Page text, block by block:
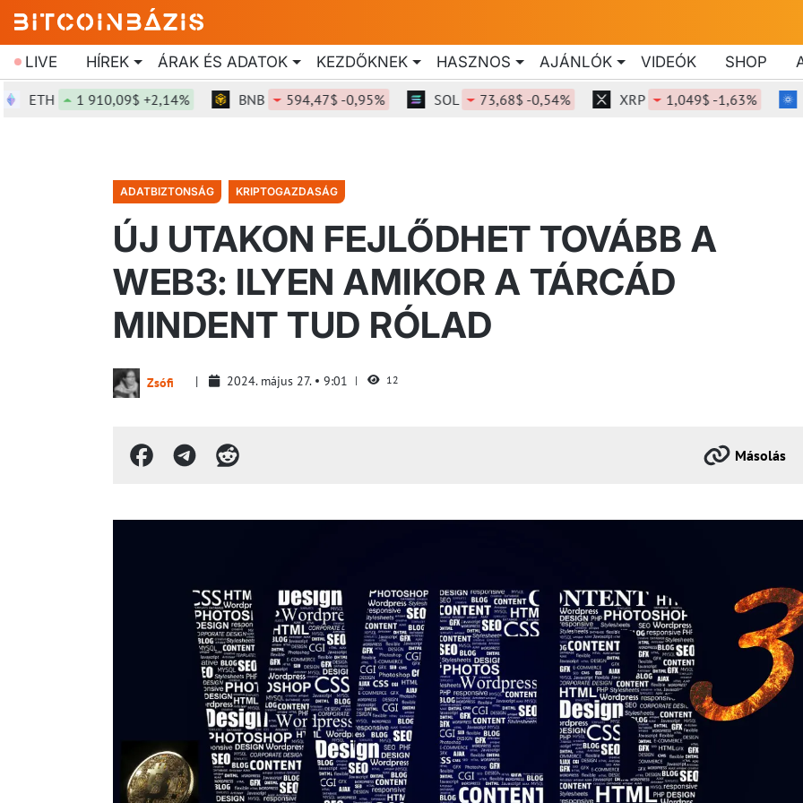
LIVE HÍREK ÁRAK ÉS ADATOK KEZDŐKNEK HASZNOS AJÁNLÓK VIDEÓK SHOP
1 910,09$ +2,14% BNB 594,47$ -0,95% SOL 73,68$ -0,54% XRP 1,049$ -1,63% ADA
ADATBIZTONSÁG KRIPTOGAZDASÁG
ÚJ UTAKON FEJLŐDHET TOVÁBB A
WEB3: ILYEN AMIKOR A TÁRCÁD
MINDENT TUD RÓLAD
Zsófi 2024. május 27. 9:01 12
Másolás